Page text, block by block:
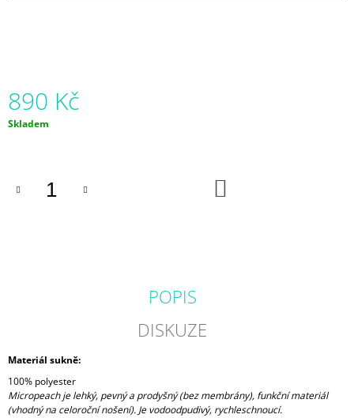
890 Kč
Měrná
Skladem
POPIS
DISKUZE
Materiál sukně:
100% polyester
Micropeach je lehký, pevný a prodyšný (bez membrány), funkční materiál
(vhodný na celoroční nošení). Je vodoodpudivý, rychleschnoucí.